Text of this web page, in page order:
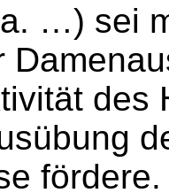
…) sei
des